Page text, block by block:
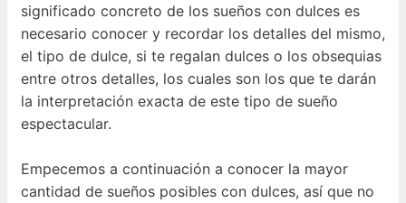
significado concreto de los sueños con dulces es
necesario conocer y recordar los detalles del mismo,
el tipo de dulce, si te regalan dulces o los obsequias
entre otros detalles, los cuales son los que te darán
la interpretación exacta de este tipo de sueño
espectacular.
Empecemos a continuación a conocer la mayor
cantidad de sueños posibles con dulces, así que no